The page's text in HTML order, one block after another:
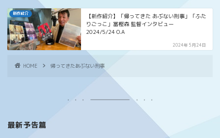
新作紹介
【新作紹介】「帰ってきた あぶない刑事」「ふた
りごっこ」冨樫森 監督インタビュー
2024/5/24 O.A
2024年5月24日
HOME 帰ってきたあぶない刑事
最新予告篇